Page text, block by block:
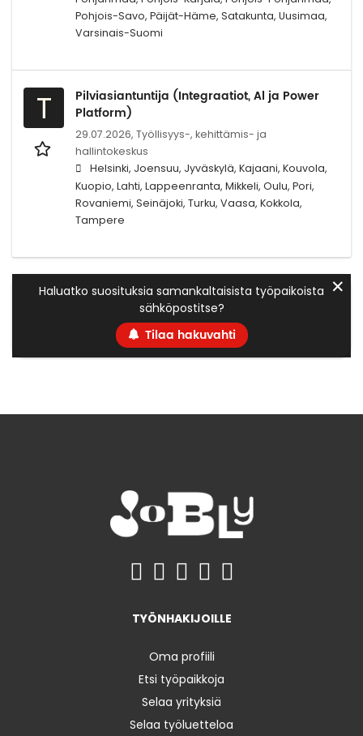
Pohjois-Savo, Päijät-Häme, Satakunta, Uusimaa,
Varsinais-Suomi
T
Pilviasiantuntija (Integraatiot, Al ja Power
Platform)
29.07.2026, Työllisyys-, kehittämis- ja
hallintokeskus
Helsinki, Joensuu, Jyväskylä, Kajaani, Kouvola,
Kuopio, Lahti, Lappeenranta, Mikkeli, Oulu, Pori,
Rovaniemi, Seinäjoki, Turku, Vaasa, Kokkola,
Tampere
Haluatko suosituksia samankaltaisista työpaikoista
sähköpostitse?
Tilaa hakuvahti
✕
TYÖNHAKIJOILLE
Oma profiili
Etsi työpaikkoja
Selaa yrityksiä
Selaa työluetteloa